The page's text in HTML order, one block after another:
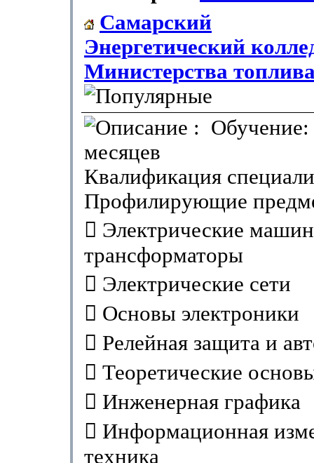
Самарский
Энергетический
Министерства
: Обучение:
месяцев
Квалификация
Профилирующие
 Электрические
трансформаторы
 Электрические сети
 Основы электроники
 Релейная защита и
 Теоретические
 Инженерная графика
 Информационная
техника